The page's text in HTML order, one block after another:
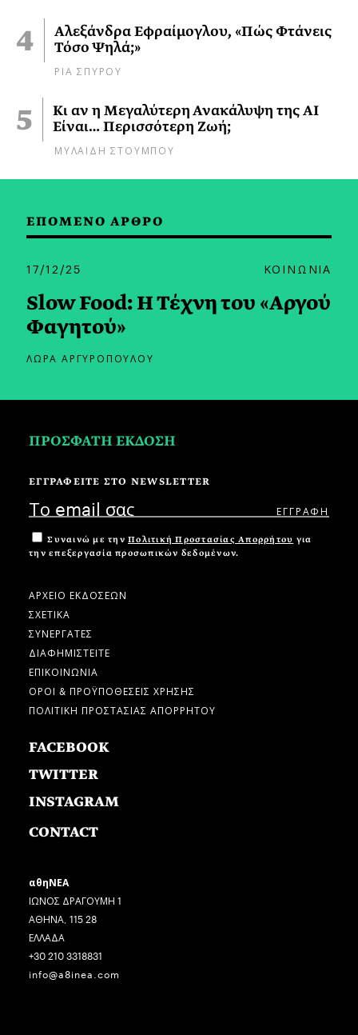
Αλεξάνδρα Εφραίμογλου, «Πώς Φτάνεις
Τόσο Ψηλά;»
ΡΙΑ ΣΠΥΡΟΥ
Κι αν η Μεγαλύτερη Ανακάλυψη της AI
Είναι… Περισσότερη Ζωή;
ΜΥΛΑΙΔΗ ΣΤΟΥΜΠΟΥ
ΕΠΟΜΕΝΟ ΑΡΘΡΟ
17/12/25 ΚΟΙΝΩΝΙΑ
Slow Food: Η Τέχνη του «Αργού
Φαγητού»
ΛΩΡΑ ΑΡΓΥΡΟΠΟΥΛΟΥ
ΠΡΟΣΦΑΤΗ ΕΚΔΟΣΗ
ΕΓΓΡΑΦΕΙΤΕ ΣΤΟ NEWSLETTER
Συναινώ με την Πολιτική Προστασίας Απορρήτου για
την επεξεργασία προσωπικών δεδομένων.
ΑΡΧΕΙΟ ΕΚΔΟΣΕΩΝ
ΣΧΕΤΙΚΑ
ΣΥΝΕΡΓΑΤΕΣ
ΔΙΑΦΗΜΙΣΤΕΙΤΕ
ΕΠΙΚΟΙΝΩΝΙΑ
ΟΡΟΙ & ΠΡΟΫΠΟΘΕΣΕΙΣ ΧΡΗΣΗΣ
ΠΟΛΙΤΙΚΗ ΠΡΟΣΤΑΣΙΑΣ ΑΠΟΡΡΗΤΟΥ
FACEBOOK
TWITTER
INSTAGRAM
CONTACT
αθηΝΕΑ
ΙΩΝΟΣ ΔΡΑΓΟΥΜΗ 1
ΑΘΗΝΑ, 115 28
ΕΛΛΑΔΑ
+30 210 3318831
info@a8inea.com